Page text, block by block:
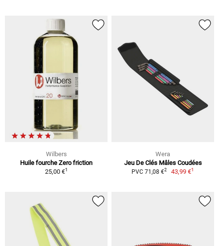
Wilbers
Huile fourche Zero friction
25,00 €1
Wera
Jeu De Clés Mâles Coudées
PVC 71,08 €2 43,99 €1